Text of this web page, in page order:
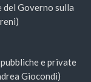
del Governo sulla
e private
Giocondi)